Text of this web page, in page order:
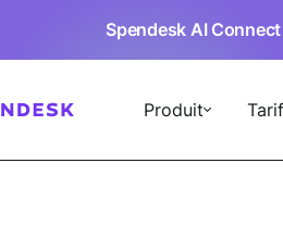
Spendesk AI Connect
Produit